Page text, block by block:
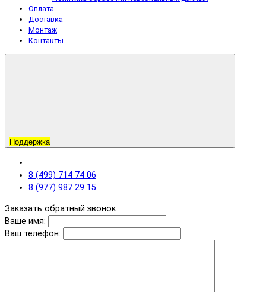
Оплата
Доставка
Монтаж
Контакты
Поддержка
8 (499) 714 74 06
8 (977) 987 29 15
Заказать обратный звонок
Ваше имя:
Ваш телефон: